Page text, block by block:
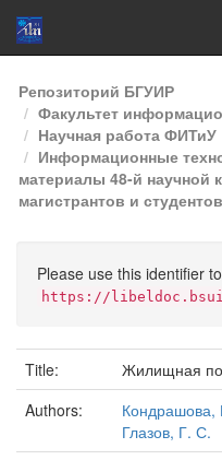
Skip
navigation
Репозиторий БГУИР
Факультет
Научная работа ФИТиУ
Информационные
материалы 48-й научной
магистрантов и
Please use this identifier
https://
Title:
Жилищная
Authors:
Кондрашова,
Глазов, Г. С.